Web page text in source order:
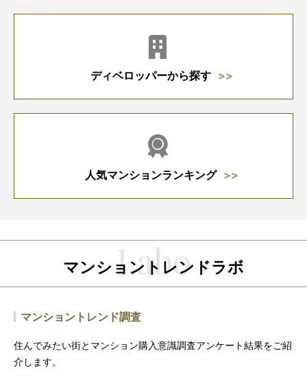
ディベロッパーから探す
人気マンションランキング
マンショントレンドラボ
マンショントレンド調査
住んでみたい街とマンション購入意識調査アンケート結果をご紹
介します。